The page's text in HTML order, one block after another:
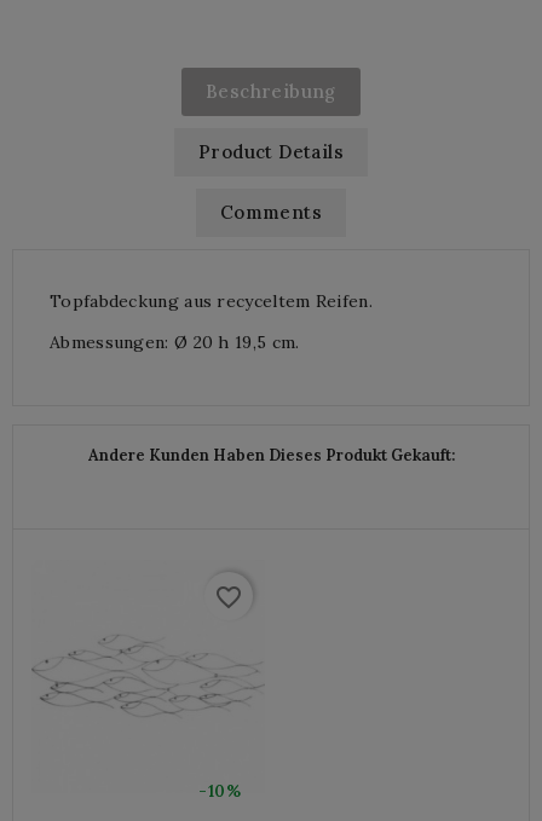
Beschreibung
Product Details
Comments
Topfabdeckung aus recyceltem Reifen.
Abmessungen: Ø 20 h 19,5 cm.
Andere Kunden Haben Dieses Produkt Gekauft:
-10%
favorite_border